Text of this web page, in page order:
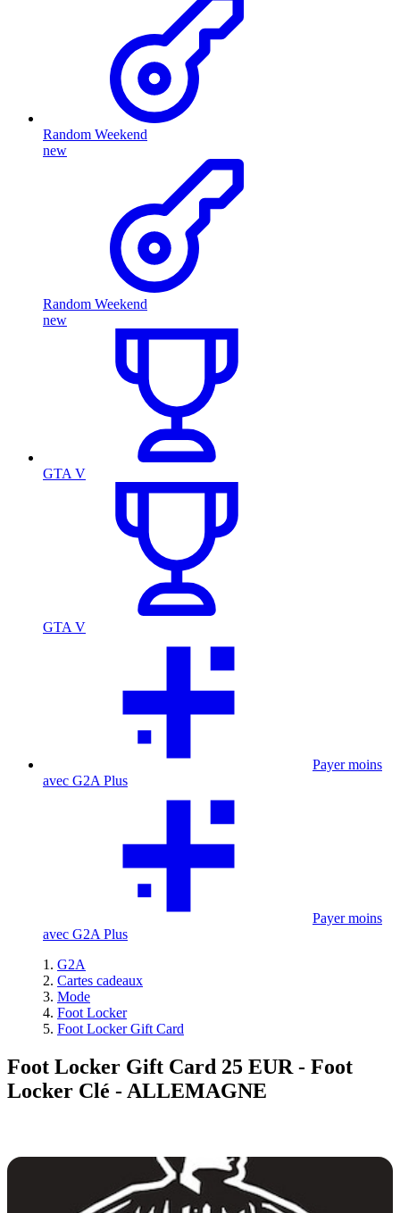
Random Weekend
new
Random Weekend
new
GTA V
GTA V
Payer moins
avec G2A Plus
Payer moins
avec G2A Plus
G2A
Cartes cadeaux
Mode
Foot Locker
Foot Locker Gift Card
Foot Locker Gift Card 25 EUR - Foot
Locker Clé - ALLEMAGNE